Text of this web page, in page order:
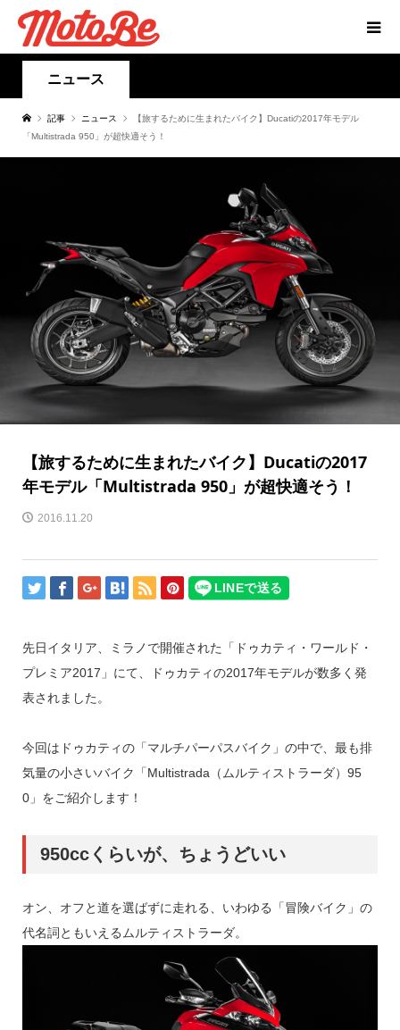
ニュース
記事 ニュース
【旅するために生まれたバイク】Ducatiの2017年モデル
「Multistrada 950」が超快適そう！
【旅するために生まれたバイク】Ducatiの2017
年モデル「Multistrada 950」が超快適そう！
2016.11.20
先日イタリア、ミラノで開催された「ドゥカティ・ワールド・
プレミア2017」にて、ドゥカティの2017年モデルが数多く発
表されました。
今回はドゥカティの「マルチパーパスバイク」の中で、最も排
気量の小さいバイク「Multistrada（ムルティストラーダ）95
0」をご紹介します！
950ccくらいが、ちょうどいい
オン、オフと道を選ばずに走れる、いわゆる「冒険バイク」の
代名詞ともいえるムルティストラーダ。